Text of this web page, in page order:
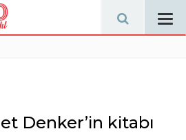
Denker’in kitabı